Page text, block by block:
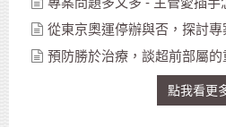
從東京奧運停辦與否，探討
預防勝於治療，談超前部屬的
點我看更